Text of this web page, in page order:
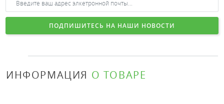
ПОДПИШИТЕСЬ НА НАШИ НОВОСТИ
ИНФОРМАЦИЯ О ТОВАРЕ